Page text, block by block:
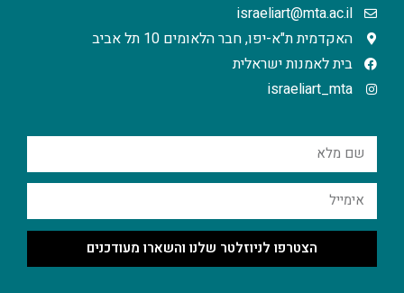
israeliart@mta.ac.il
האקדמית ת"א-יפו, חבר הלאומים 10 תל אביב
בית לאמנות ישראלית
israeliart_mta
הצטרפו לניוזלטר שלנו והשארו מעודכנים